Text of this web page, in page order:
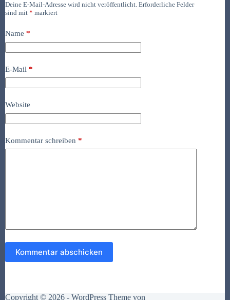
Deine E-Mail-Adresse wird nicht veröffentlicht. Erforderliche Felder
sind mit * markiert
Name *
E-Mail *
Website
Kommentar schreiben *
Kommentar abschicken
Copyright © 2026 - WordPress Theme von